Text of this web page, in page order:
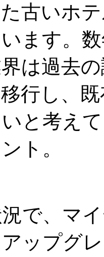
古いホ
ます。
は過去
行し、
と考え
ト。
で、マ
ップグ